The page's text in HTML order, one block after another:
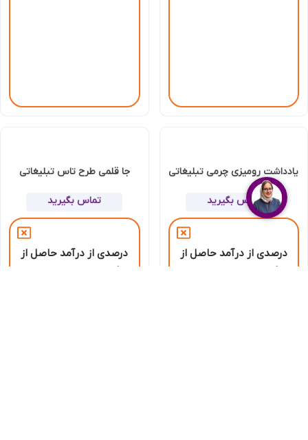
یادداشت رومیزی چرمی تبلیغاتی
تماس بگیرید
درصدی از درآمد حاصل از
این هدیه به موسسه
جا قلمی طرح تاس تبلیغاتی
تماس بگیرید
درصدی از درآمد حاصل از
این هدیه به موسسه